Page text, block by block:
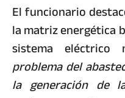
El funcionario
la matriz energética
sistema eléctrico
problema del
la generación de